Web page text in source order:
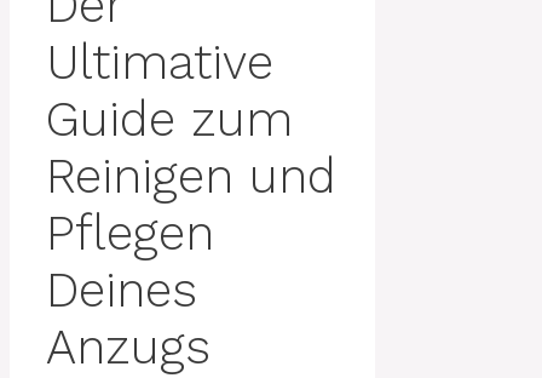
Ultimative
Guide zum
Reinigen und
Pflegen
Deines
Anzugs